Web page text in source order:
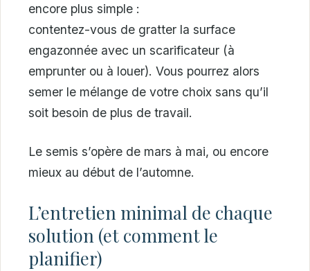
encore plus simple :
contentez-vous de gratter la surface
engazonnée avec un scarificateur (à
emprunter ou à louer). Vous pourrez alors
semer le mélange de votre choix sans qu’il
soit besoin de plus de travail.
Le semis s’opère de mars à mai, ou encore
mieux au début de l’automne.
L’entretien minimal de chaque
solution (et comment le
planifier)